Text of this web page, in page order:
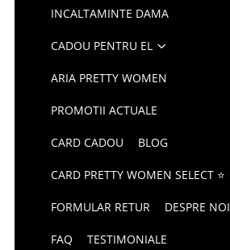
INCALTAMINTE DAMA
CADOU PENTRU EL
ARIA PRETTY WOMEN
PROMOTII ACTUALE
CARD CADOU BLOG
CARD PRETTY WOMEN SELECT ⭐
FORMULAR RETUR DESPRE NOI
FAQ TESTIMONIALE